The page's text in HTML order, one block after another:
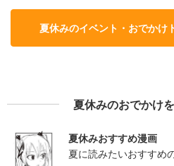
夏休みのイベント・おでかけ
夏休みのおでかけ
夏休みおすすめ漫画
夏に読みたいおすすめ